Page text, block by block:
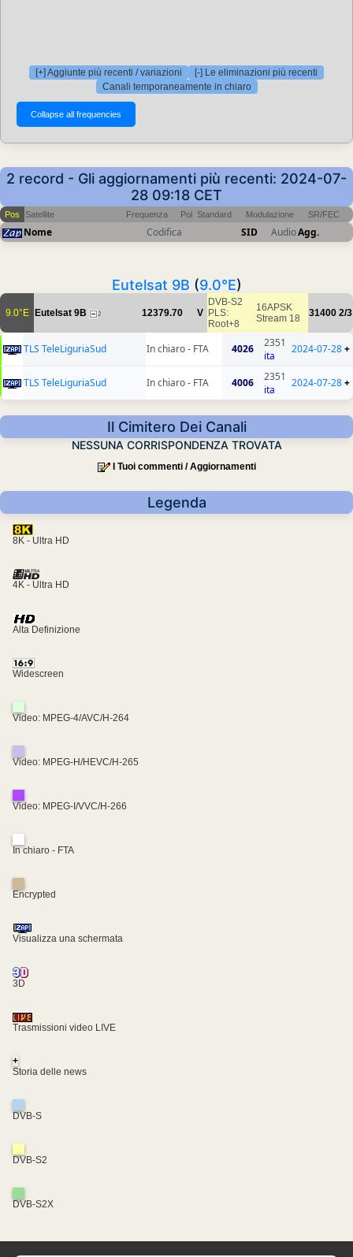
[+] Aggiunte più recenti / variazioni
[-] Le eliminazioni più recenti
Canali temporaneamente in chiaro
2 record - Gli aggiornamenti più recenti: 2024-07-
28 09:18 CET
Pos Satellite Frequenza Pol Standard Modulazione SR/FEC
Nome Codifica SID AudioAgg.
Eutelsat 9B (9.0°E)
9.0°E Eutelsat 9B 2 12379.70 V
DVB-S2
PLS:
Root+8
16APSK
Stream 18
31400 2/3
TLS TeleLiguriaSud In chiaro - FTA 4026
2351
ita
2024-07-28+
TLS TeleLiguriaSud In chiaro - FTA 4006
2351
ita
2024-07-28+
Il Cimitero Dei Canali
NESSUNA CORRISPONDENZA TROVATA
I Tuoi commenti / Aggiornamenti
Legenda
8K - Ultra HD
4K - Ultra HD
Alta Definizione
Widescreen
Video: MPEG-4/AVC/H-264
Video: MPEG-H/HEVC/H-265
Video: MPEG-I/VVC/H-266
In chiaro - FTA
Encrypted
Visualizza una schermata
3D
Trasmissioni video LIVE
+
Storia delle news
DVB-S
DVB-S2
DVB-S2X